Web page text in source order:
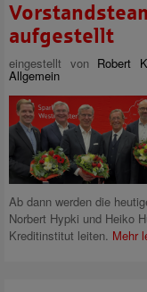
aufgestellt
eingestellt von Robert
Allgemein
Ab dann werden die
Norbert Hypki und Heiko
Kreditinstitut leiten. Mehr